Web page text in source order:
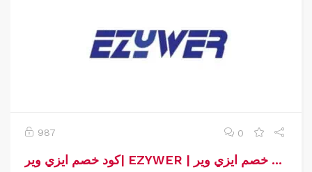
987 0
كود خصم ايزي وير| EZYWER | كوبون خصم ايزي وير